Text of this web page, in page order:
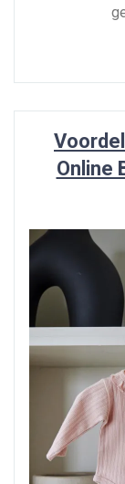
Online